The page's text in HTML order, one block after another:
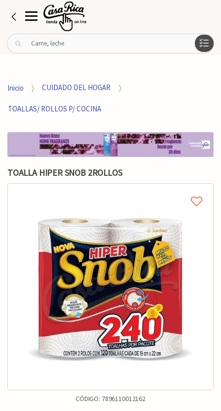
B
u
r
o
:
Inicio CUIDADO DEL HOGAR
TOALLAS/ ROLLOS P/ COCINA
TOALLA HIPER SNOB 2ROLLOS
CÓDIGO: 7896110012162